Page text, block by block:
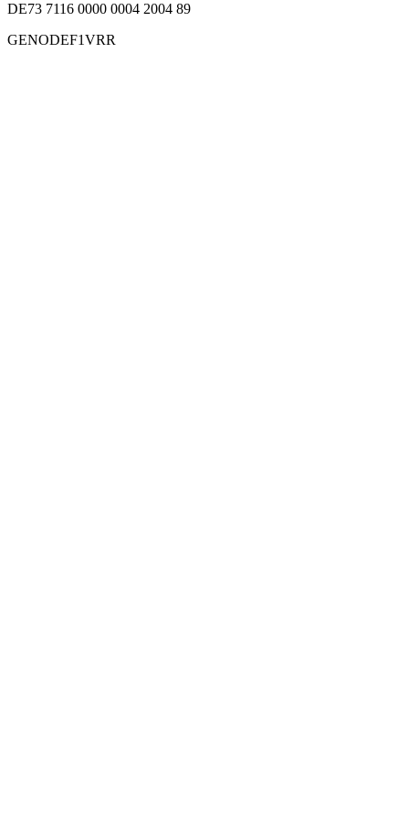
DE73 7116 0000 0004 2004 89
GENODEF1VRR